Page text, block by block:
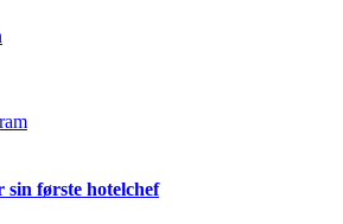
første hotelchef